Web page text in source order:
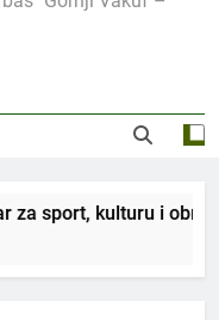
za sport, kulturu i